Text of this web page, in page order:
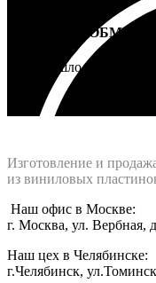
ВОЗВРАТ И ОБМЕН
Не подошло - вернем
Изготовление и
из виниловых
Наш офис в Москве:
г. Москва, ул. Вербная,
Наш цех в Челябинске:
г.Челябинск,